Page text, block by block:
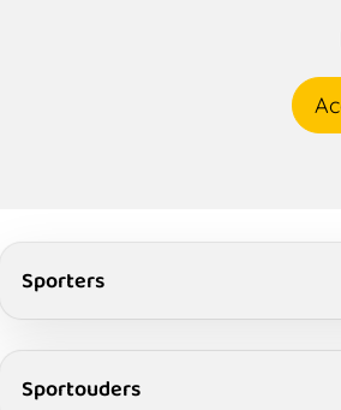
Sporters
Sportouders